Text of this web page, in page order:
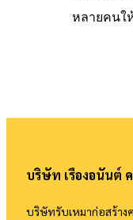
หลายคน
บริษัท เรืองอนันต์
บริษัทรับเหมาก่อสร้าง